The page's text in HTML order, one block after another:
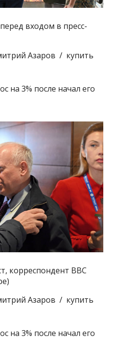
входом в пресс-
Азаров / купить
корреспондент BBC
Азаров / купить